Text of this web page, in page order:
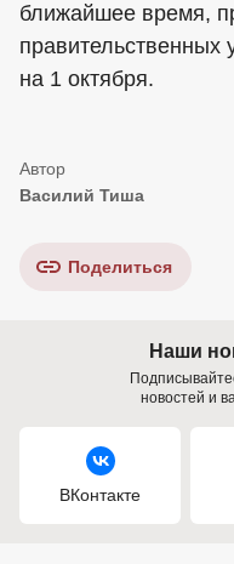
ближайшее время,
правительственных
на 1 октября.
Василий Тиша
Поделиться
Наши
новостей и
ВКонтакте